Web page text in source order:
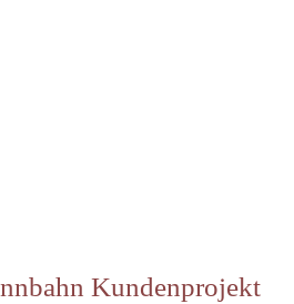
Kundenprojekt